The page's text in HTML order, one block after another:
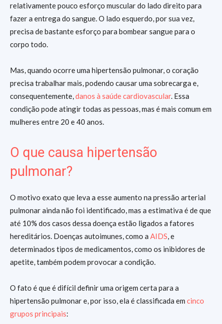
relativamente pouco esforço muscular do lado direito para
fazer a entrega do sangue. O lado esquerdo, por sua vez,
precisa de bastante esforço para bombear sangue para o
corpo todo.
Mas, quando ocorre uma hipertensão pulmonar, o coração
precisa trabalhar mais, podendo causar uma sobrecarga e,
consequentemente,danos à saúde cardiovascular. Essa
condição pode atingir todas as pessoas, mas é mais comum em
mulheres entre 20 e 40 anos.
O que causa hipertensão
pulmonar?
O motivo exato que leva a esse aumento na pressão arterial
pulmonar ainda não foi identificado, mas a estimativa é de que
até 10% dos casos dessa doença estão ligados a fatores
hereditários. Doenças autoimunes, como a AIDS, e
determinados tipos de medicamentos, como os inibidores de
apetite, também podem provocar a condição.
O fato é que é difícil definir uma origem certa para a
hipertensão pulmonar e, por isso, ela é classificada em cinco
grupos principais: